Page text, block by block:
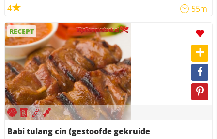
4 55m
RECEPT
Babi tulang cin (gestoofde gekruide